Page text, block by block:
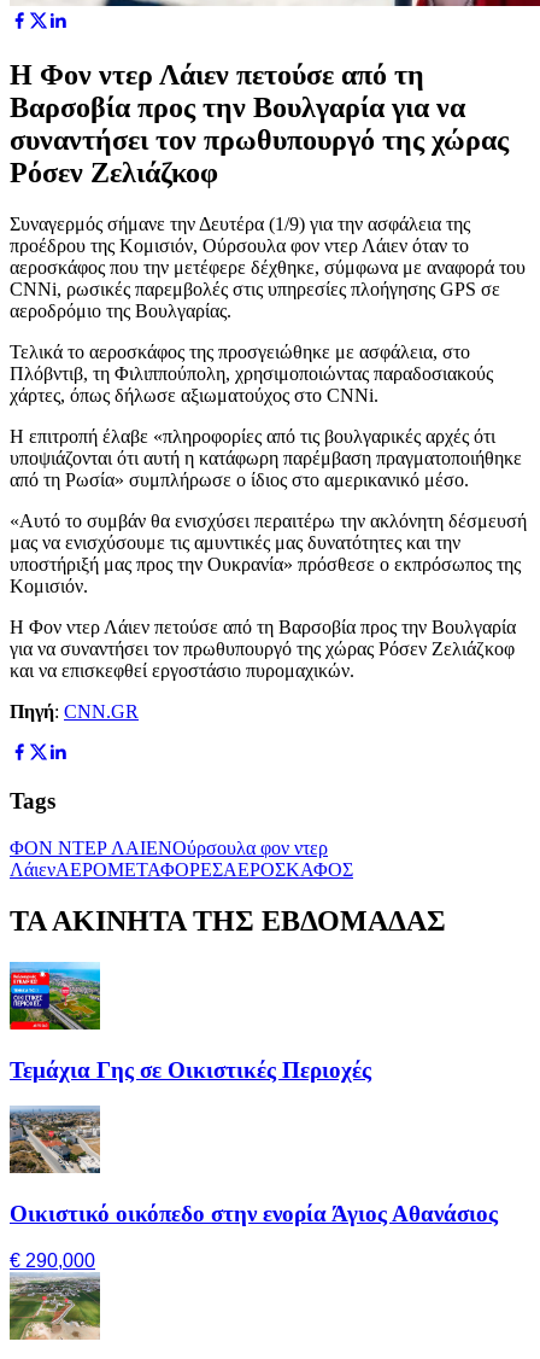
Η Φον ντερ Λάιεν πετούσε από τη
Βαρσοβία προς την Βουλγαρία για να
συναντήσει τον πρωθυπουργό της χώρας
Ρόσεν Ζελιάζκοφ
Συναγερμός σήμανε την Δευτέρα (1/9) για την ασφάλεια της
προέδρου της Κομισιόν, Ούρσουλα φον ντερ Λάιεν όταν το
αεροσκάφος που την μετέφερε δέχθηκε, σύμφωνα με αναφορά του
CNNi, ρωσικές παρεμβολές στις υπηρεσίες πλοήγησης GPS σε
αεροδρόμιο της Βουλγαρίας.
Τελικά το αεροσκάφος της προσγειώθηκε με ασφάλεια, στο
Πλόβντιβ, τη Φιλιππούπολη, χρησιμοποιώντας παραδοσιακούς
χάρτες, όπως δήλωσε αξιωματούχος στο CNNi.
Η επιτροπή έλαβε «πληροφορίες από τις βουλγαρικές αρχές ότι
υποψιάζονται ότι αυτή η κατάφωρη παρέμβαση πραγματοποιήθηκε
από τη Ρωσία» συμπλήρωσε ο ίδιος στο αμερικανικό μέσο.
«Αυτό το συμβάν θα ενισχύσει περαιτέρω την ακλόνητη δέσμευσή
μας να ενισχύσουμε τις αμυντικές μας δυνατότητες και την
υποστήριξή μας προς την Ουκρανία» πρόσθεσε ο εκπρόσωπος της
Κομισιόν.
Η Φον ντερ Λάιεν πετούσε από τη Βαρσοβία προς την Βουλγαρία
για να συναντήσει τον πρωθυπουργό της χώρας Ρόσεν Ζελιάζκοφ
και να επισκεφθεί εργοστάσιο πυρομαχικών.
Πηγή: CNN.GR
Tags
ΦΟΝ ΝΤΕΡ ΛΑΙΕΝΟύρσουλα φον ντερ
ΛάιενΑΕΡΟΜΕΤΑΦΟΡΕΣΑΕΡΟΣΚΑΦΟΣ
ΤΑ ΑΚΙΝΗΤΑ ΤΗΣ ΕΒΔΟΜΑΔΑΣ
Τεμάχια Γης σε Οικιστικές Περιοχές
Οικιστικό οικόπεδο στην ενορία Άγιος Αθανάσιος
€ 290,000